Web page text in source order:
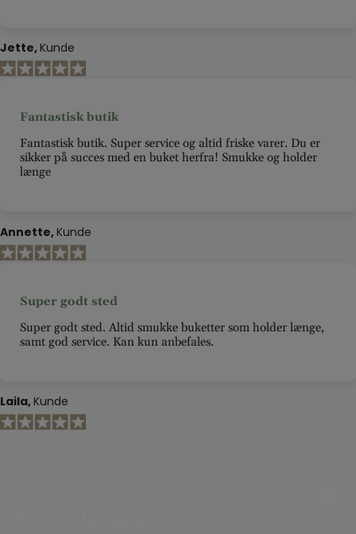
Jette Kunde
Fantastisk butik
Fantastisk butik. Super service og altid friske varer. Du er
sikker på succes med en buket herfra! Smukke og holder
længe
Annette Kunde
Super godt sted
Super godt sted. Altid smukke buketter som holder længe,
samt god service. Kan kun anbefales.
Laila Kunde